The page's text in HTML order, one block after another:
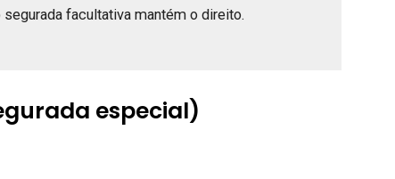
facultativa mantém o direito.
especial)